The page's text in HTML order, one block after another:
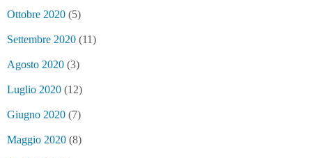
Ottobre 2020 (5)
Settembre 2020 (11)
Agosto 2020 (3)
Luglio 2020 (12)
Giugno 2020 (7)
Maggio 2020 (8)